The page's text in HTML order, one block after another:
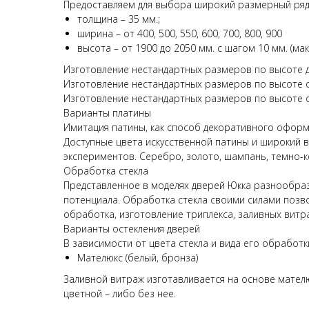
Предоставляем для выбора широкий размерный
толщина – 35 мм.;
ширина – от 400, 500, 550, 600, 700, 800, 900
высота – от 1900 до 2050 мм. с шагом 10 мм.
Изготовление нестандартных размеров по
Изготовление нестандартных размеров по
Изготовление нестандартных размеров по
Варианты платины
Имитация патины, как способ декоративного
Доступные цвета искусственной патины и
экспериментов. Серебро, золото, шампань, темно-
Обработка стекла
Представленное в моделях дверей Юкка
потенциала. Обработка стекла своими силами
обработка, изготовление триплекса, заливных
Варианты остекления дверей
В зависимости от цвета стекла и вида его
Мателюкс (белый, бронза)
Заливной витраж изготавливается на основе
цветной – либо без нее.